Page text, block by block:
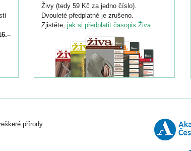
Živy (tedy 59 Kč za jedno číslo).
Dvouleté předplatné je zrušeno.
Zjistěte, jak si předplatit časopis Živa.
přírody.